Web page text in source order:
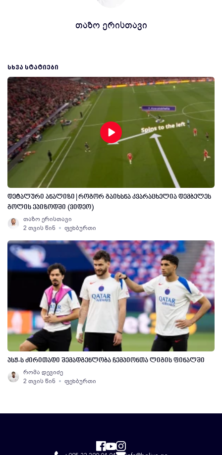
თაზო ერისთავი
ᲡᲮᲕᲐ ᲡᲢᲐᲢᲘᲔᲑᲘ
დეტალური ანალიზი | როგორ გაიხსნა კვარაცხელია დემბელეს
გოლის ეპიზოდში (ვიდეო)
თაზო ერისთავი
2 თვის წინ
ფეხბურთი
პსჟ-ს ძირითადი შემადგენლობა ჩემპიონთა ლიგის ფინალში
რომა დევიძე
2 თვის წინ
ფეხბურთი